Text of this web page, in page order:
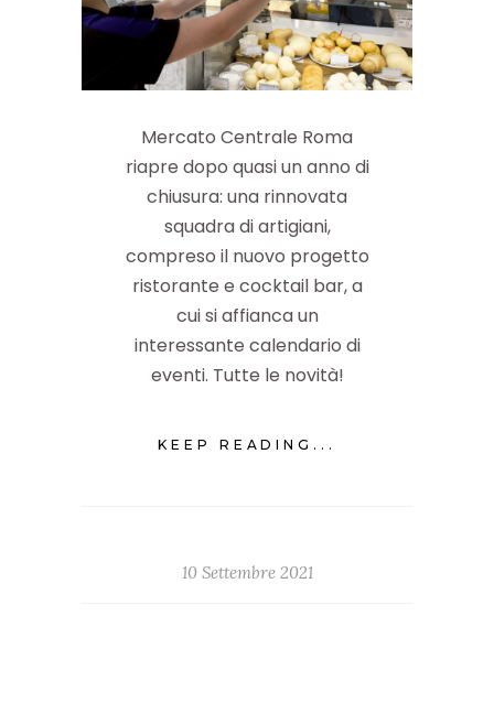
Mercato Centrale Roma
riapre dopo quasi un anno di
chiusura: una rinnovata
squadra di artigiani,
compreso il nuovo progetto
ristorante e cocktail bar, a
cui si affianca un
interessante calendario di
eventi. Tutte le novità!
KEEP READING...
10 Settembre 2021